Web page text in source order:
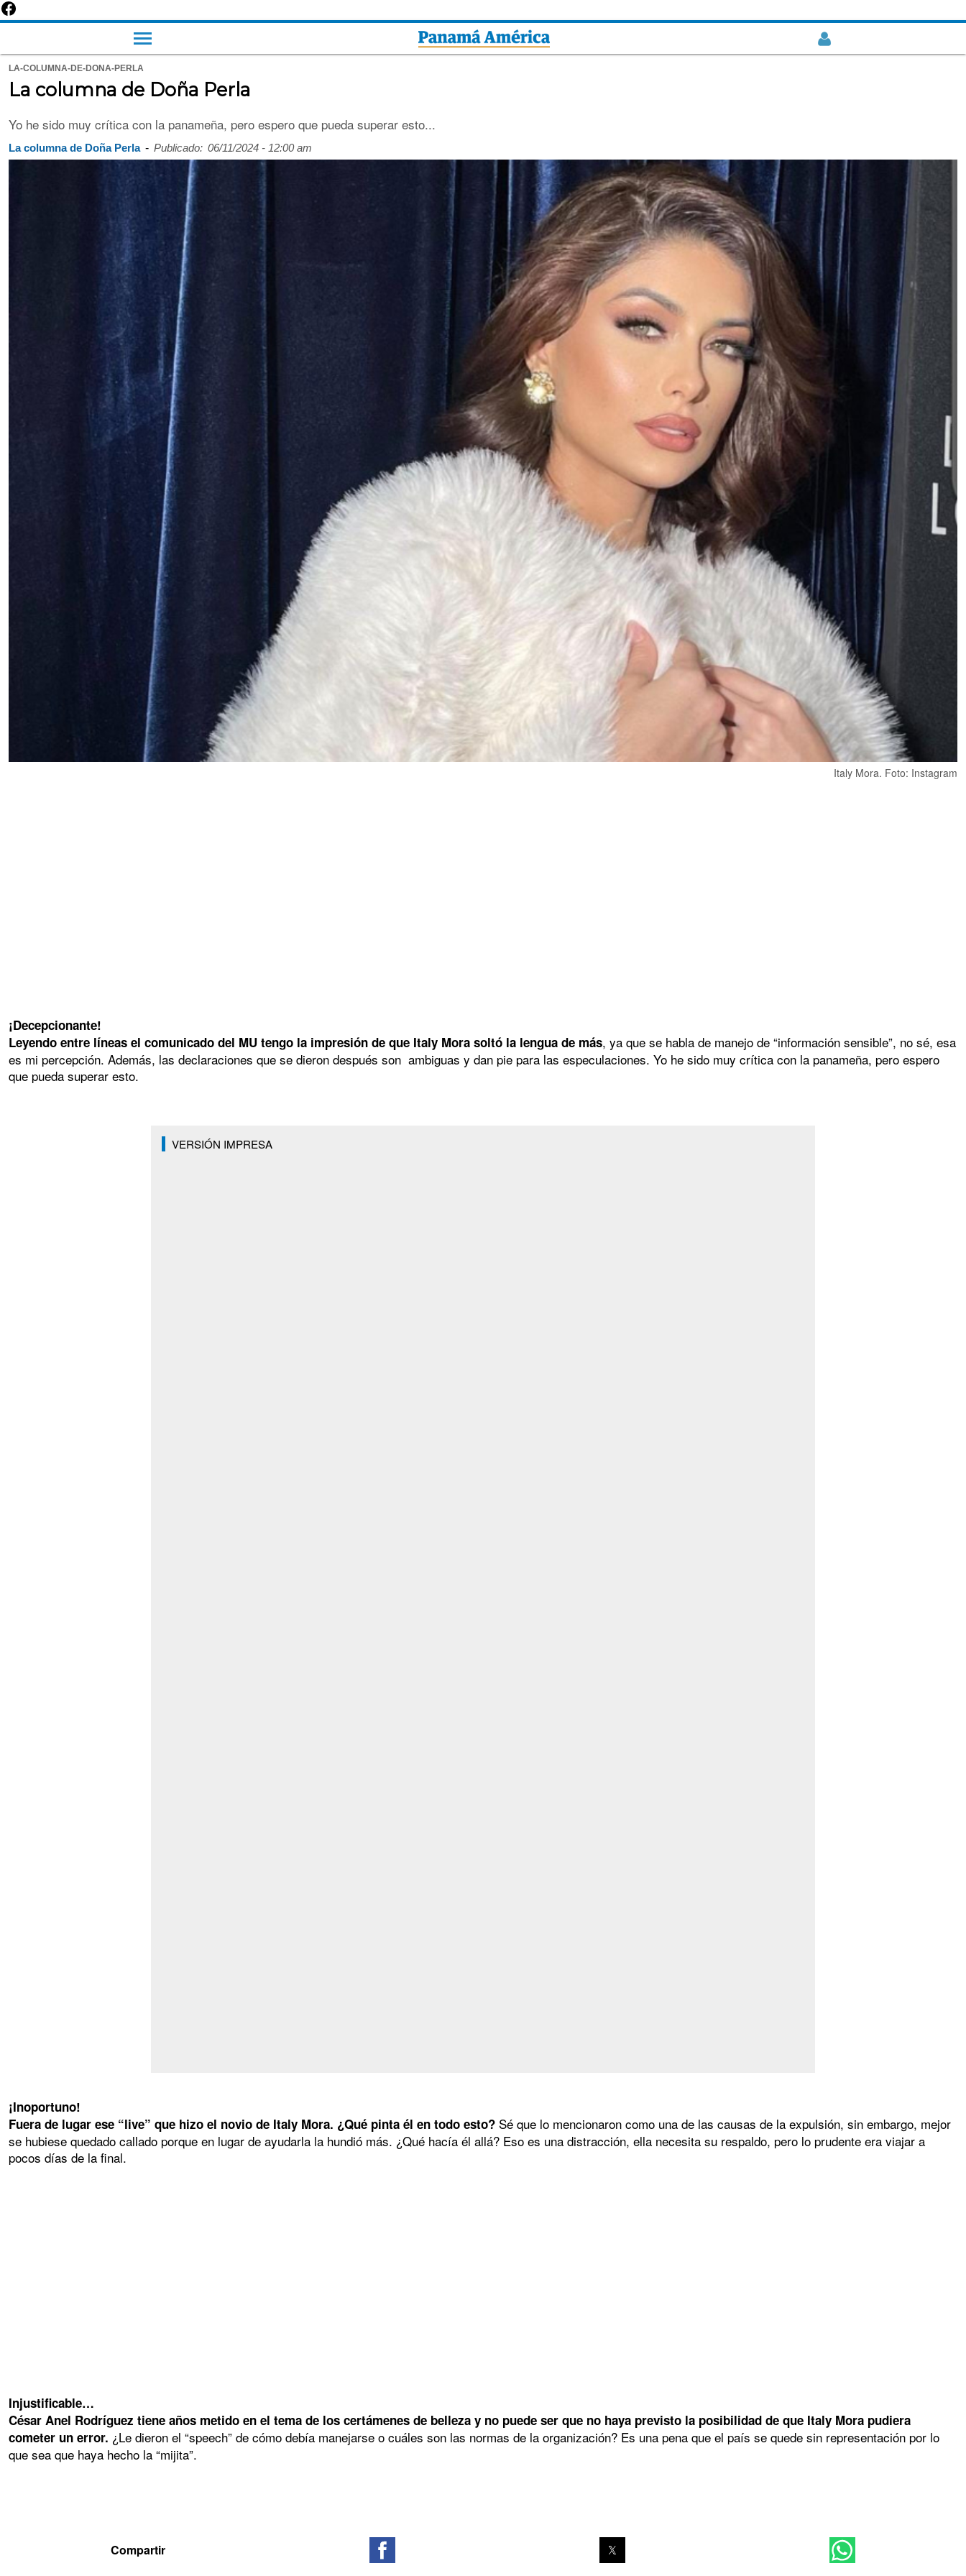
LA-COLUMNA-DE-DONA-PERLA
La columna de Doña Perla
Yo he sido muy crítica con la panameña, pero espero que pueda superar esto...
La columna de Doña Perla - Publicado: 06/11/2024 - 12:00 am
Italy Mora. Foto: Instagram
¡Decepcionante!
Leyendo entre líneas el comunicado del MU tengo la impresión de que Italy Mora soltó la lengua de más, ya que se habla de manejo de “información sensible”, no sé, esa
es mi percepción. Además, las declaraciones que se dieron después son ambiguas y dan pie para las especulaciones. Yo he sido muy crítica con la panameña, pero espero
que pueda superar esto.
VERSIÓN IMPRESA
¡Inoportuno!
Fuera de lugar ese “live” que hizo el novio de Italy Mora. ¿Qué pinta él en todo esto? Sé que lo mencionaron como una de las causas de la expulsión, sin embargo, mejor
se hubiese quedado callado porque en lugar de ayudarla la hundió más. ¿Qué hacía él allá? Eso es una distracción, ella necesita su respaldo, pero lo prudente era viajar a
pocos días de la final.
Injustificable…
César Anel Rodríguez tiene años metido en el tema de los certámenes de belleza y no puede ser que no haya previsto la posibilidad de que Italy Mora pudiera
cometer un error. ¿Le dieron el “speech” de cómo debía manejarse o cuáles son las normas de la organización? Es una pena que el país se quede sin representación por lo
que sea que haya hecho la “mijita”.